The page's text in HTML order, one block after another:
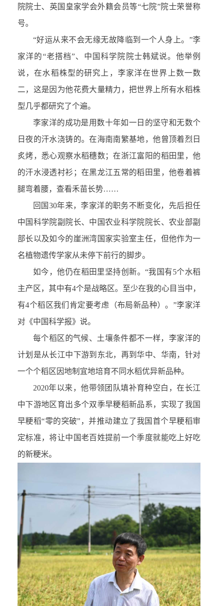
院院士、英国皇家学会外籍会员等“七院”院士荣誉称
号。
“好运从来不会无缘无故降临到一个人身上。”李
家洋的“老搭档”、中国科学院院士韩斌说。他举例
说，在水稻株型的研究上，李家洋在世界上数一数
二，这是因为他花费大量精力，把世界上所有水稻株
型几乎都研究了个遍。
李家洋的成功是用数十年如一日的坚守和无数个
日夜的汗水浇铸的。在海南南繁基地，他曾顶着烈日
炙烤，悉心观察水稻穗数；在浙江富阳的稻田里，他
的汗水浸透衬衫；在黑龙江五常的稻田里，他卷着裤
腿弯着腰，查看禾苗长势……
回国30年来，李家洋的职务不断变化，先后担任
中国科学院副院长、中国农业科学院院长、农业部副
部长以及如今的崖洲湾国家实验室主任，但他作为一
名植物遗传学家从未停下前行的脚步。
如今，他仍在稻田里坚持创新。“我国有5个水稻
主产区，其中有4个是战略区。至少在我的心目当中，
有4个稻区我们肯定要考虑（布局新品种）。”李家洋
对《中国科学报》说。
每个稻区的气候、土壤条件都不一样，李家洋的
计划是从长江中下游到东北，再到华中、华南，针对
一个个稻区因地制宜地培育不同水稻优异新品种。
2020年以来，他带领团队填补育种空白，在长江
中下游地区育出多个双季早粳稻新品系，实现了我国
早粳稻“零的突破”，并推动建立了我国首个早粳稻审
定标准，将让中国老百姓提前一个季度就能吃上好吃
的新粳米。